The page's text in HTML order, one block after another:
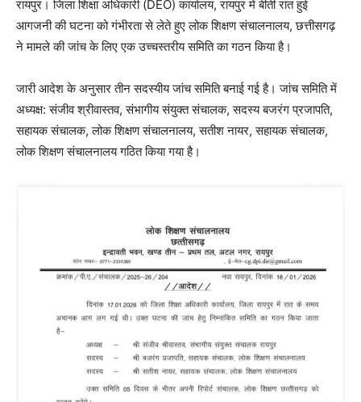
रायपुर। जिला शिक्षा अधिकारी (DEO) कार्यालय, रायपुर में बीती रात हुई
आगजनी की घटना को गंभीरता से लेते हुए लोक शिक्षण संचालनालय, छत्तीसगढ़
ने मामले की जांच के लिए एक उच्चस्तरीय समिति का गठन किया है।
जारी आदेश के अनुसार तीन सदस्यीय जांच समिति बनाई गई है। जांच समिति में
अध्यक्ष: संजीव श्रीवास्तव, संभागीय संयुक्त संचालक, सदस्य बजरंग प्रजापति,
सहायक संचालक, लोक शिक्षण संचालनालय, सतीश नायर, सहायक संचालक,
लोक शिक्षण संचालनालय गठित किया गया है।